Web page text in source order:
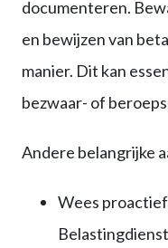
documenteren.
en bewijzen van
manier. Dit kan
bezwaar- of
Andere belangrijke
Wees